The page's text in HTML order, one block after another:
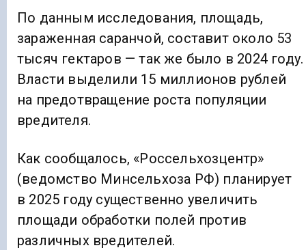
По данным исследования, площадь,
зараженная саранчой, составит около 53
тысяч гектаров — так же было в 2024 году.
Власти выделили 15 миллионов рублей
на предотвращение роста популяции
вредителя.
Как сообщалось, «Россельхозцентр»
(ведомство Минсельхоза РФ) планирует
в 2025 году существенно увеличить
площади обработки полей против
различных вредителей.